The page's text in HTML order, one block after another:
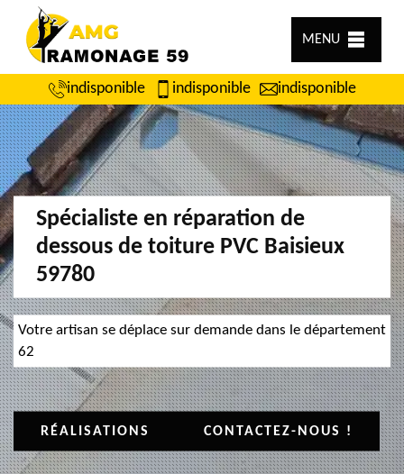
MENU
indisponible indisponible indisponible
Spécialiste en réparation de
dessous de toiture PVC Baisieux
59780
Votre artisan se déplace sur demande dans le département
62
RÉALISATIONS CONTACTEZ-NOUS !